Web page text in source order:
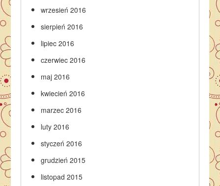
wrzesień 2016
sierpień 2016
lipiec 2016
czerwiec 2016
maj 2016
kwiecień 2016
marzec 2016
luty 2016
styczeń 2016
grudzień 2015
listopad 2015